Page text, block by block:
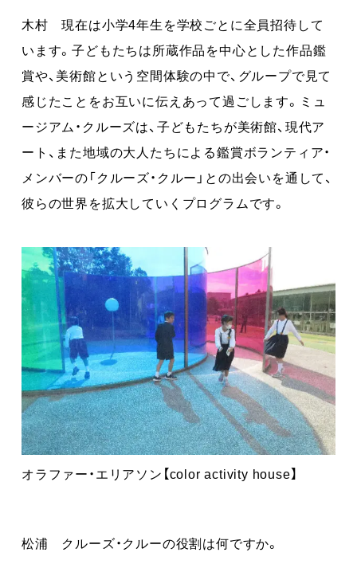
木村 現在は小学4年生を学校ごとに全員招待して
います。子どもたちは所蔵作品を中心とした作品鑑
賞や、美術館という空間体験の中で、グループで見て
感じたことをお互いに伝えあって過ごします。ミュ
ージアム・クルーズは、子どもたちが美術館、現代ア
ート、また地域の大人たちによる鑑賞ボランティア・
メンバーの「クルーズ・クルー」との出会いを通して、
彼らの世界を拡大していくプログラムです。
オラファー・エリアソン【color activity house】
松浦 クルーズ・クルーの役割は何ですか。